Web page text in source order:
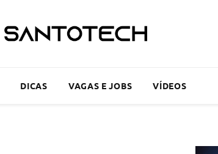
DICAS VAGAS E JOBS VÍDEOS